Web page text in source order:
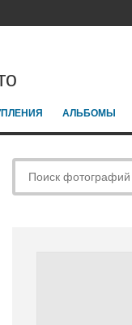
АЛЬБОМЫ